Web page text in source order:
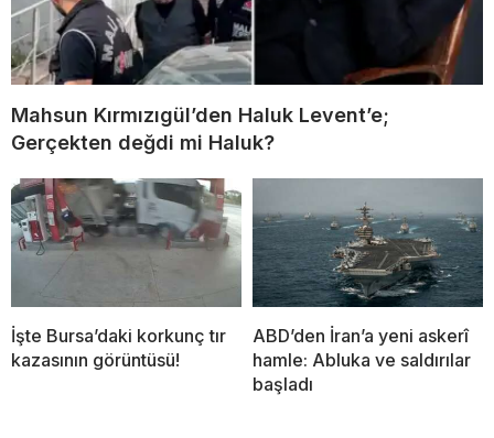
Mahsun Kırmızıgül’den Haluk Levent’e;
Gerçekten değdi mi Haluk?
İşte Bursa’daki korkunç tır
kazasının görüntüsü!
ABD’den İran’a yeni askerî
hamle: Abluka ve saldırılar
başladı